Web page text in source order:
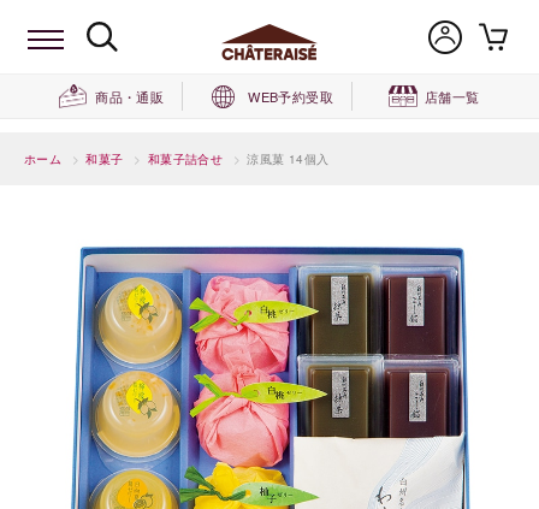
商品・通販 WEB予約受取 店舗一覧
ホーム > 和菓子 > 和菓子詰合せ > 涼風菓 14個入